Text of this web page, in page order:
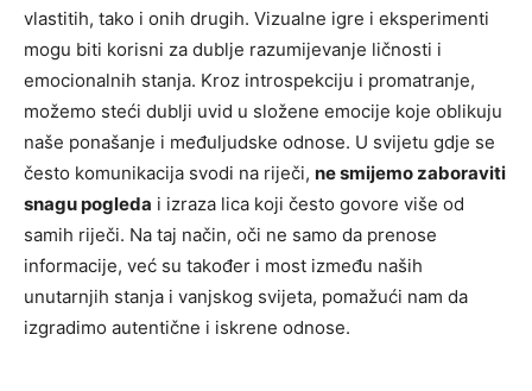
vlastitih, tako i onih drugih. Vizualne igre i eksperimenti
mogu biti korisni za dublje razumijevanje ličnosti i
emocionalnih stanja. Kroz introspekciju i promatranje,
možemo steći dublji uvid u složene emocije koje oblikuju
naše ponašanje i međuljudske odnose. U svijetu gdje se
često komunikacija svodi na riječi, ne smijemo zaboraviti
snagu pogleda i izraza lica koji često govore više od
samih riječi. Na taj način, oči ne samo da prenose
informacije, već su također i most između naših
unutarnjih stanja i vanjskog svijeta, pomažući nam da
izgradimo autentične i iskrene odnose.